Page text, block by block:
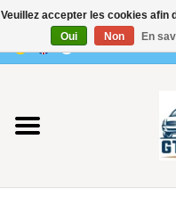
Vito / classe V - 447
Viano /Vito 639
Veuillez accepter les cookies afin
Oui
Non En